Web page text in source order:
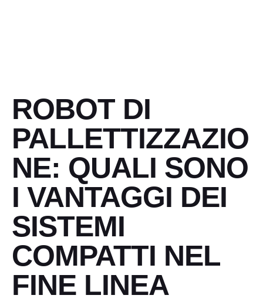
ROBOT DI
PALLETTIZZAZIO
NE: QUALI SONO
I VANTAGGI DEI
SISTEMI
COMPATTI NEL
FINE LINEA